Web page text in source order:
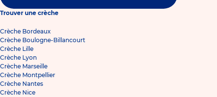
Trouver une crèche
Crèche Bordeaux
Crèche Boulogne-Billancourt
Crèche Lille
Crèche Lyon
Crèche Marseille
Crèche Montpellier
Crèche Nantes
Crèche Nice